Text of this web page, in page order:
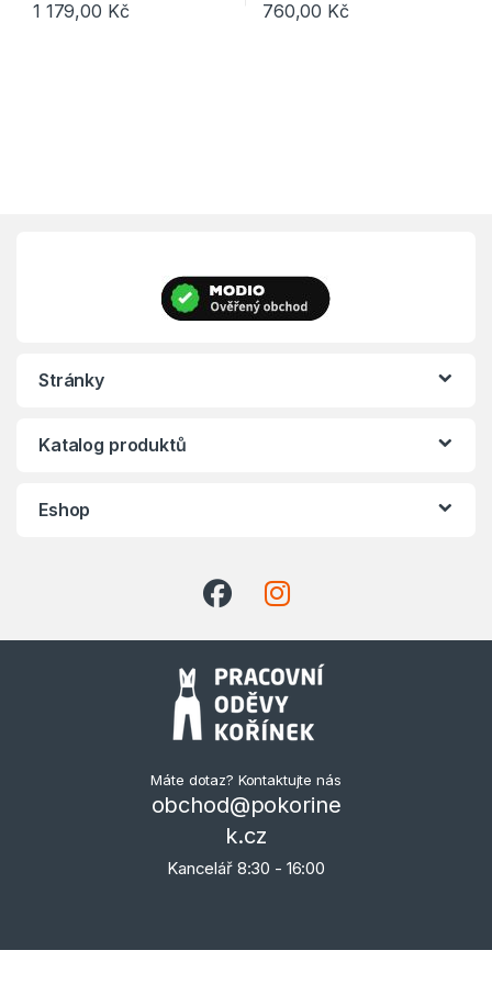
1 179,00 Kč
Tento produkt má více variant. Možnosti lze vybrat na stránce
760,00 Kč
Tento produkt má více
Stránky
Katalog produktů
Eshop
Máte dotaz? Kontaktujte nás
obchod@pokorine
k.cz
Kancelář 8:30 - 16:00